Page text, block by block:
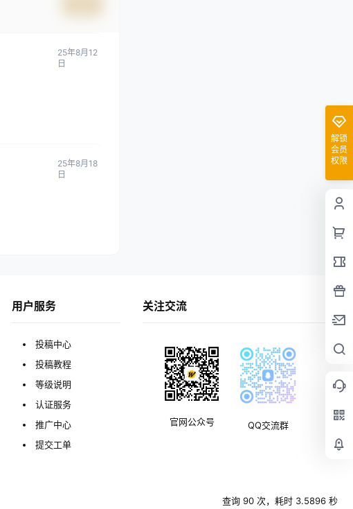
25年8月12
日
25年8月18
日
解锁
会员
权限
用户服务
投稿中心
投稿教程
等级说明
认证服务
推广中心
提交工单
关注交流
官网公众号 QQ交流群
查询 90 次，耗时 3.5896 秒